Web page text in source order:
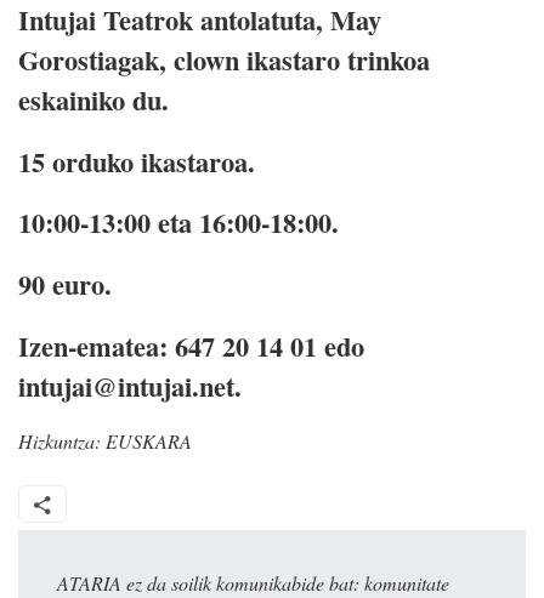
Intujai Teatrok antolatuta, May
Gorostiagak, clown ikastaro trinkoa
eskainiko du.
15 orduko ikastaroa.
10:00-13:00 eta 16:00-18:00.
90 euro.
Izen-ematea: 647 20 14 01 edo
intujai@intujai.net.
Hizkuntza: EUSKARA
ATARIA ez da soilik komunikabide bat: komunitate